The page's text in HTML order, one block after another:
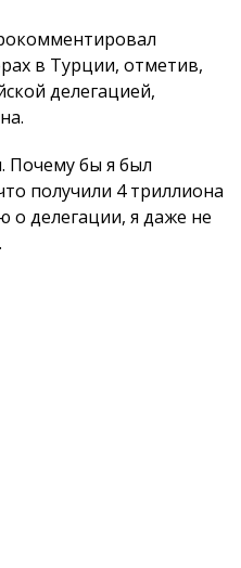
в Турции, отметив,
делегацией,
Почему бы я был
получили 4 триллиона
о делегации, я даже не